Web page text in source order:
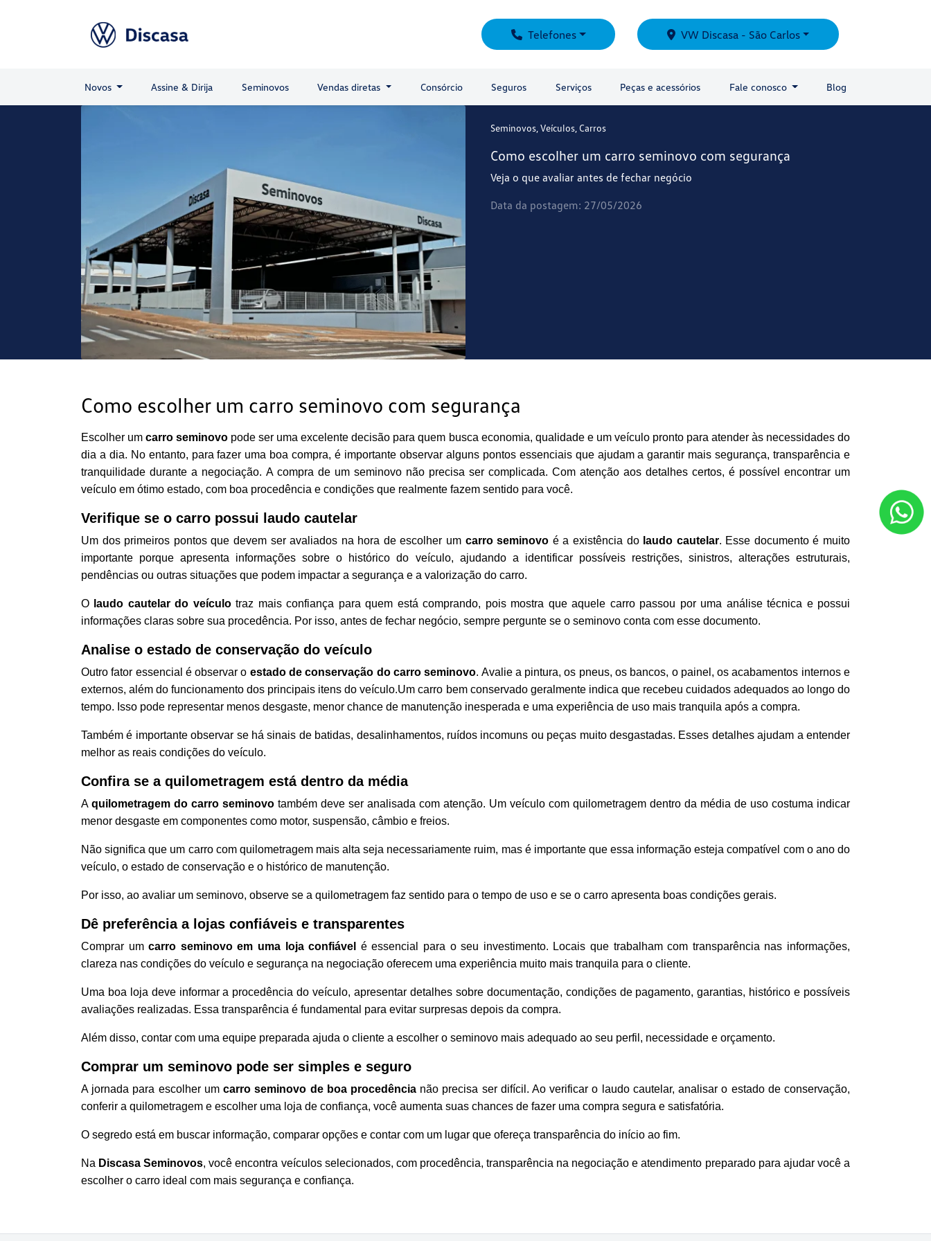
Telefones VW Discasa - São Carlos
Novos Assine & Dirija Seminovos Vendas diretas Consórcio Seguros Serviços Peças e acessórios Fale conosco Blog
Seminovos, Veículos, Carros
Como escolher um carro seminovo com segurança
Veja o que avaliar antes de fechar negócio
Data da postagem: 27/05/2026
Como escolher um carro seminovo com segurança
Escolher umcarro seminovo pode ser uma excelente decisão para quem busca economia, qualidade e um veículo pronto para atender às necessidades do
dia a dia. No entanto, para fazer uma boa compra, é importante observar alguns pontos essenciais que ajudam a garantir mais segurança, transparência e
tranquilidade durante a negociação. A compra de um seminovo não precisa ser complicada. Com atenção aos detalhes certos, é possível encontrar um
veículo em ótimo estado, com boa procedência e condições que realmente fazem sentido para você.
Verifique se o carro possui laudo cautelar
Um dos primeiros pontos que devem ser avaliados na hora de escolher um carro seminovo é a existência do laudo cautelar. Esse documento é muito
importante porque apresenta informações sobre o histórico do veículo, ajudando a identificar possíveis restrições, sinistros, alterações estruturais,
pendências ou outras situações que podem impactar a segurança e a valorização do carro.
O laudo cautelar do veículotraz mais confiança para quem está comprando, pois mostra que aquele carro passou por uma análise técnica e possui
informações claras sobre sua procedência. Por isso, antes de fechar negócio, sempre pergunte se o seminovo conta com esse documento.
Analise o estado de conservação do veículo
Outro fator essencial é observar o estado de conservação do carro seminovo. Avalie a pintura, os pneus, os bancos, o painel, os acabamentos internos e
externos, além do funcionamento dos principais itens do veículo.Um carro bem conservado geralmente indica que recebeu cuidados adequados ao longo do
tempo. Isso pode representar menos desgaste, menor chance de manutenção inesperada e uma experiência de uso mais tranquila após a compra.
Também é importante observar se há sinais de batidas, desalinhamentos, ruídos incomuns ou peças muito desgastadas. Esses detalhes ajudam a entender
melhor as reais condições do veículo.
Confira se a quilometragem está dentro da média
A quilometragem do carro seminovo também deve ser analisada com atenção. Um veículo com quilometragem dentro da média de uso costuma indicar
menor desgaste em componentes como motor, suspensão, câmbio e freios.
Não significa que um carro com quilometragem mais alta seja necessariamente ruim, mas é importante que essa informação esteja compatível com o ano do
veículo, o estado de conservação e o histórico de manutenção.
Por isso, ao avaliar um seminovo, observe se a quilometragem faz sentido para o tempo de uso e se o carro apresenta boas condições gerais.
Dê preferência a lojas confiáveis e transparentes
Comprar umcarro seminovo em uma loja confiável
é essencial para o seu investimento. Locais que trabalham com transparência nas informações,
clareza nas condições do veículo e segurança na negociação oferecem uma experiência muito mais tranquila para o cliente.
Uma boa loja deve informar a procedência do veículo, apresentar detalhes sobre documentação, condições de pagamento, garantias, histórico e possíveis
avaliações realizadas. Essa transparência é fundamental para evitar surpresas depois da compra.
Além disso, contar com uma equipe preparada ajuda o cliente a escolher o seminovo mais adequado ao seu perfil, necessidade e orçamento.
Comprar um seminovo pode ser simples e seguro
A jornada para escolher umcarro seminovo de boa procedêncianão precisa ser difícil. Ao verificar o laudo cautelar, analisar o estado de conservação,
conferir a quilometragem e escolher uma loja de confiança, você aumenta suas chances de fazer uma compra segura e satisfatória.
O segredo está em buscar informação, comparar opções e contar com um lugar que ofereça transparência do início ao fim.
Na Discasa Seminovos, você encontra veículos selecionados, com procedência, transparência na negociação e atendimento preparado para ajudar você a
escolher o carro ideal com mais segurança e confiança.